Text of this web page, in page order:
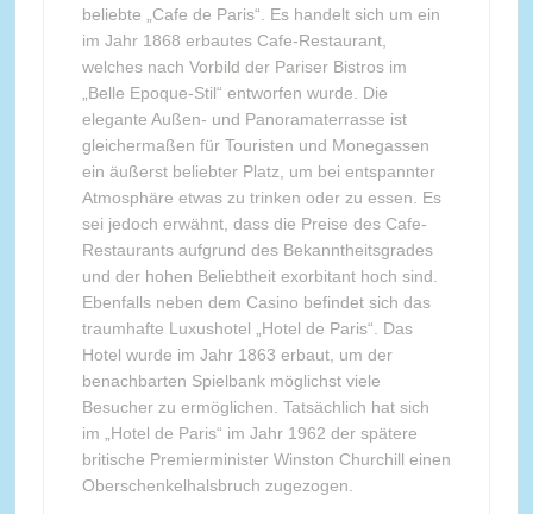
beliebte „Cafe de Paris“. Es handelt sich um ein
im Jahr 1868 erbautes Cafe-Restaurant,
welches nach Vorbild der Pariser Bistros im
„Belle Epoque-Stil“ entworfen wurde. Die
elegante Außen- und Panoramaterrasse ist
gleichermaßen für Touristen und Monegassen
ein äußerst beliebter Platz, um bei entspannter
Atmosphäre etwas zu trinken oder zu essen. Es
sei jedoch erwähnt, dass die Preise des Cafe-
Restaurants aufgrund des Bekanntheitsgrades
und der hohen Beliebtheit exorbitant hoch sind.
Ebenfalls neben dem Casino befindet sich das
traumhafte Luxushotel „Hotel de Paris“. Das
Hotel wurde im Jahr 1863 erbaut, um der
benachbarten Spielbank möglichst viele
Besucher zu ermöglichen. Tatsächlich hat sich
im „Hotel de Paris“ im Jahr 1962 der spätere
britische Premierminister Winston Churchill einen
Oberschenkelhalsbruch zugezogen.